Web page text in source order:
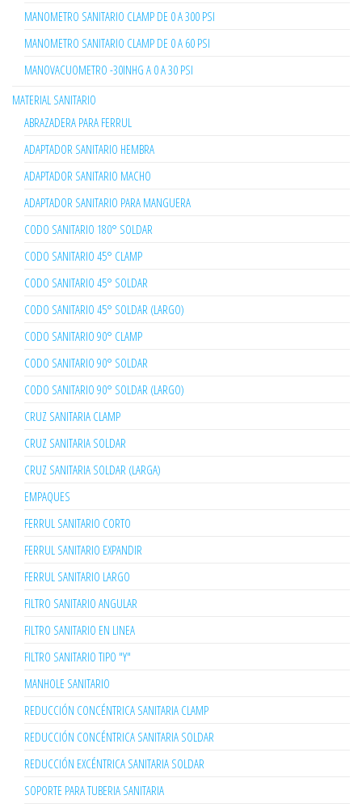
MANOMETRO SANITARIO CLAMP DE 0 A 300 PSI
MANOMETRO SANITARIO CLAMP DE 0 A 60 PSI
MANOVACUOMETRO -30INHG A 0 A 30 PSI
MATERIAL SANITARIO
ABRAZADERA PARA FERRUL
ADAPTADOR SANITARIO HEMBRA
ADAPTADOR SANITARIO MACHO
ADAPTADOR SANITARIO PARA MANGUERA
CODO SANITARIO 180° SOLDAR
CODO SANITARIO 45° CLAMP
CODO SANITARIO 45° SOLDAR
CODO SANITARIO 45° SOLDAR (LARGO)
CODO SANITARIO 90° CLAMP
CODO SANITARIO 90° SOLDAR
CODO SANITARIO 90° SOLDAR (LARGO)
CRUZ SANITARIA CLAMP
CRUZ SANITARIA SOLDAR
CRUZ SANITARIA SOLDAR (LARGA)
EMPAQUES
FERRUL SANITARIO CORTO
FERRUL SANITARIO EXPANDIR
FERRUL SANITARIO LARGO
FILTRO SANITARIO ANGULAR
FILTRO SANITARIO EN LINEA
FILTRO SANITARIO TIPO "Y"
MANHOLE SANITARIO
REDUCCIÓN CONCÉNTRICA SANITARIA CLAMP
REDUCCIÓN CONCÉNTRICA SANITARIA SOLDAR
REDUCCIÓN EXCÉNTRICA SANITARIA SOLDAR
SOPORTE PARA TUBERIA SANITARIA